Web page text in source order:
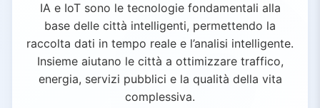
IA e IoT sono le tecnologie fondamentali alla
base delle città intelligenti, permettendo la
raccolta dati in tempo reale e l’analisi intelligente.
Insieme aiutano le città a ottimizzare traffico,
energia, servizi pubblici e la qualità della vita
complessiva.